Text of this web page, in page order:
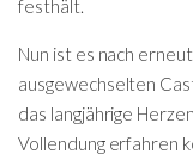
festhält.
Nun ist es nach
ausgewechselten
das langjährige
Vollendung erfahren